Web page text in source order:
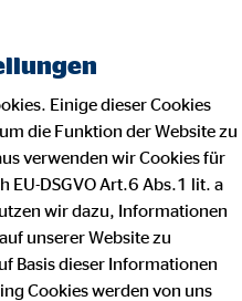
für
Einige dieser Cookies
die Funktion der Website zu
verwenden wir Cookies für
EU-DSGVO Art.6 Abs.1 lit. a
wir dazu, Informationen
unserer Website zu
Basis dieser Informationen
Cookies werden von uns